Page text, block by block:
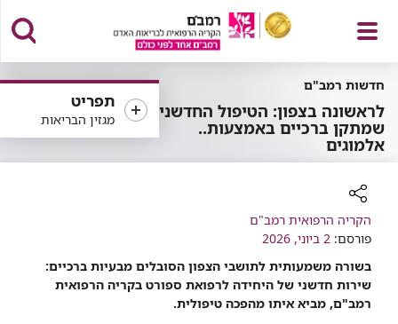
פתח
תפריט
תפריט
מגזין הבריאות
חדשות רמב"ם
לראשונה בצפון: הטיפול החדשני
שמתקן ברכיים באמצעות..
אלמוגים
רכיב
שיתוף
הקריה הרפואית רמב"ם
פורסם: 2 ביוני, 2026
בשורה משמעותית לתושבי הצפון הסובלים מבעיות ברכיים:
שירות חדשני של היחידה לרפואת ספורט בקריה הרפואית
רמב"ם, מביא איתו מהפכה טיפולית.